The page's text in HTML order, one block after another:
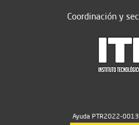
Coordinación y
Ayuda PTR2022-